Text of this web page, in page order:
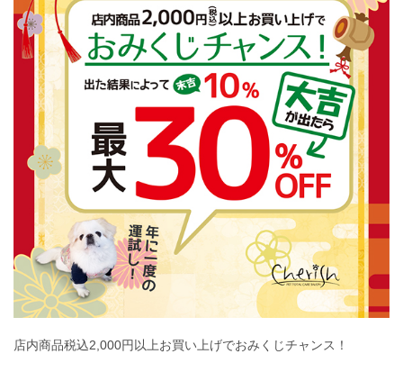
店内商品税込2,000円以上お買い上げでおみくじチャンス！